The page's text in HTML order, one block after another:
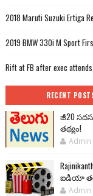
2018 Maruti Suzuki Ertiga
2019 BMW 330i M Sport
Rift at FB after exec
RECENT
జీ20
తథ్యం!
Admin
ఐడియా
Admin